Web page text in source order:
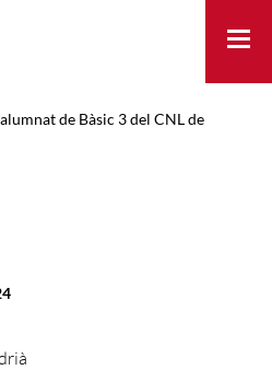
de Bàsic 3 del CNL de